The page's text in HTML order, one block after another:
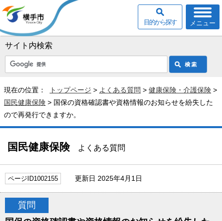
サイト内検索
メニュー
目的から探す
現在の位置： トップページ > よくある質問 > 健康保険・介護保険 >
国民健康保険 > 国保の資格確認書や資格情報のお知らせを紛失した
ので再発行できますか。
国民健康保険よくある質問
ページID1002155 更新日 2025年4月1日
質問